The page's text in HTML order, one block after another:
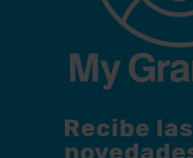
Recibe